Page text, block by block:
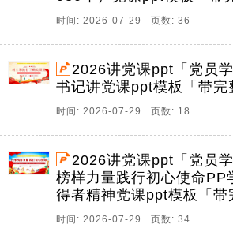
时间: 2026-07-29 页数: 36
2026讲党课ppt「党员
书记讲党课ppt模板「带
时间: 2026-07-29 页数: 18
2026讲党课ppt「党员
榜样力量践行初心使命PP
得者精神党课ppt模板「
时间: 2026-07-29 页数: 34